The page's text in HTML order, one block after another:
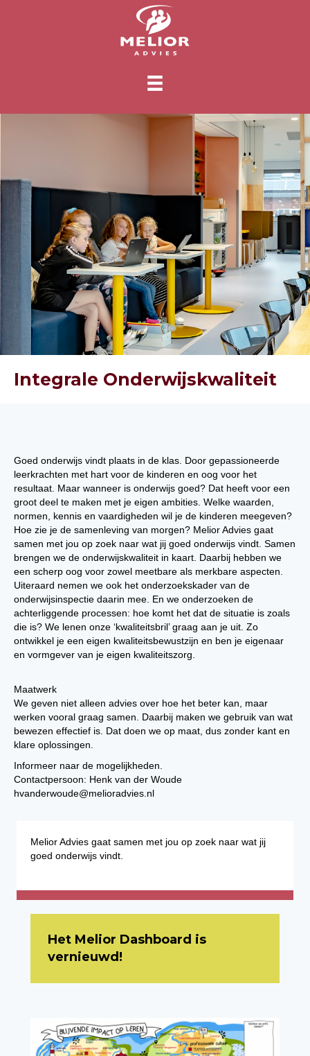
Integrale Onderwijskwaliteit
Goed onderwijs vindt plaats in de klas. Door gepassioneerde
leerkrachten met hart voor de kinderen en oog voor het
resultaat. Maar wanneer is onderwijs goed? Dat heeft voor een
groot deel te maken met je eigen ambities. Welke waarden,
normen, kennis en vaardigheden wil je de kinderen meegeven?
Hoe zie je de samenleving van morgen? Melior Advies gaat
samen met jou op zoek naar wat jij goed onderwijs vindt. Samen
brengen we de onderwijskwaliteit in kaart. Daarbij hebben we
een scherp oog voor zowel meetbare als merkbare aspecten.
Uiteraard nemen we ook het onderzoekskader van de
onderwijsinspectie daarin mee. En we onderzoeken de
achterliggende processen: hoe komt het dat de situatie is zoals
die is? We lenen onze ‘kwaliteitsbril’ graag aan je uit. Zo
ontwikkel je een eigen kwaliteitsbewustzijn en ben je eigenaar
en vormgever van je eigen kwaliteitszorg.
Maatwerk
We geven niet alleen advies over hoe het beter kan, maar
werken vooral graag samen. Daarbij maken we gebruik van wat
bewezen effectief is. Dat doen we op maat, dus zonder kant en
klare oplossingen.
Informeer naar de mogelijkheden.
Contactpersoon: Henk van der Woude
hvanderwoude@melioradvies.nl
Melior Advies gaat samen met jou op zoek naar wat jij
goed onderwijs vindt.
Het Melior Dashboard is
vernieuwd!